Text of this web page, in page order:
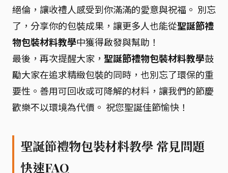
絕倫，讓收禮人感受到你滿滿的愛意與祝福。 別忘
了，分享你的包裝成果，讓更多人也能從聖誕節禮
物包裝材料教學中獲得啟發與幫助！
最後，再次提醒大家， 聖誕節禮物包裝材料教學鼓
勵大家在追求精緻包裝的同時，也別忘了環保的重
要性。善用可回收或可降解的材料，讓我們的節慶
歡樂不以環境為代價。 祝您聖誕佳節愉快！
聖誕節禮物包裝材料教學 常見問題
快速FAQ